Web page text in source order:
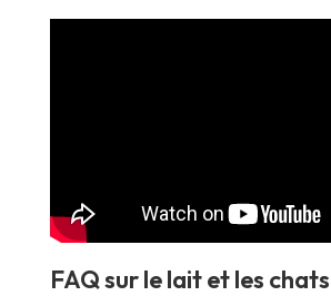
FAQ sur le lait et les chats